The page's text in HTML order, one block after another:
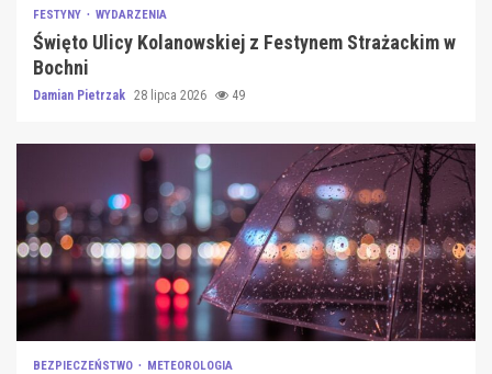
FESTYNY WYDARZENIA
Święto Ulicy Kolanowskiej z Festynem Strażackim w
Bochni
Damian Pietrzak 28 lipca 2026 49
BEZPIECZEŃSTWO METEOROLOGIA